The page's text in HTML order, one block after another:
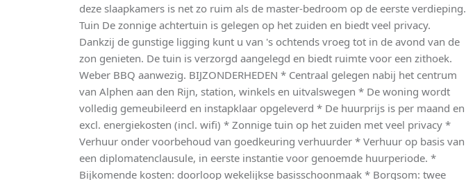
deze slaapkamers is net zo ruim als de master-bedroom op de eerste verdieping.
Tuin De zonnige achtertuin is gelegen op het zuiden en biedt veel privacy.
Dankzij de gunstige ligging kunt u van 's ochtends vroeg tot in de avond van de
zon genieten. De tuin is verzorgd aangelegd en biedt ruimte voor een zithoek.
Weber BBQ aanwezig. BIJZONDERHEDEN * Centraal gelegen nabij het centrum
van Alphen aan den Rijn, station, winkels en uitvalswegen * De woning wordt
volledig gemeubileerd en instapklaar opgeleverd * De huurprijs is per maand en
excl. energiekosten (incl. wifi) * Zonnige tuin op het zuiden met veel privacy *
Verhuur onder voorbehoud van goedkeuring verhuurder * Verhuur op basis van
een diplomatenclausule, in eerste instantie voor genoemde huurperiode. *
Bijkomende kosten: doorloop wekelijkse basisschoonmaak * Borgsom: twee